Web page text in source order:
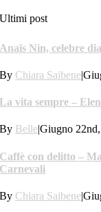
Ultimi post
Anaïs Nin, celebre
By Chiara Saibene|
La vita sempre –
By Belle|Giugno
Caffè con delitto –
Carnevali
By Chiara Saibene|